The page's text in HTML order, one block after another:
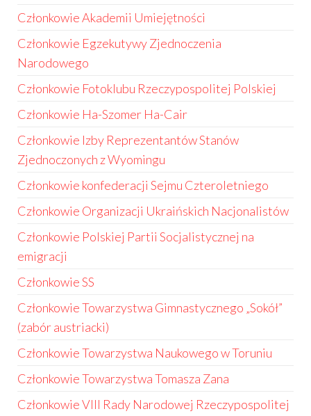
Członkowie Akademii Umiejętności
Członkowie Egzekutywy Zjednoczenia
Narodowego
Członkowie Fotoklubu Rzeczypospolitej Polskiej
Członkowie Ha-Szomer Ha-Cair
Członkowie Izby Reprezentantów Stanów
Zjednoczonych z Wyomingu
Członkowie konfederacji Sejmu Czteroletniego
Członkowie Organizacji Ukraińskich Nacjonalistów
Członkowie Polskiej Partii Socjalistycznej na
emigracji
Członkowie SS
Członkowie Towarzystwa Gimnastycznego „Sokół”
(zabór austriacki)
Członkowie Towarzystwa Naukowego w Toruniu
Członkowie Towarzystwa Tomasza Zana
Członkowie VIII Rady Narodowej Rzeczypospolitej